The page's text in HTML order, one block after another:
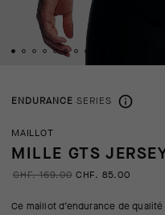
ENDURANCE SERIES
MAILLOT
MILLE GTS
CHF. 169.00 CHF. 85.00
Ce maillot d’endurance de